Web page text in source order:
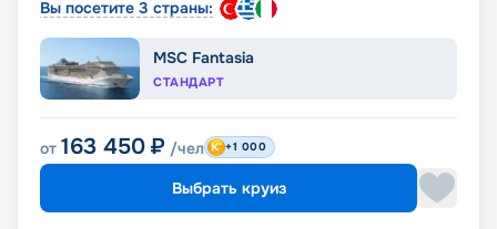
Вы посетите 3 страны:
MSC Fantasia
СТАНДАРТ
от 163 450 ₽ /чел +1 000
Выбрать круиз